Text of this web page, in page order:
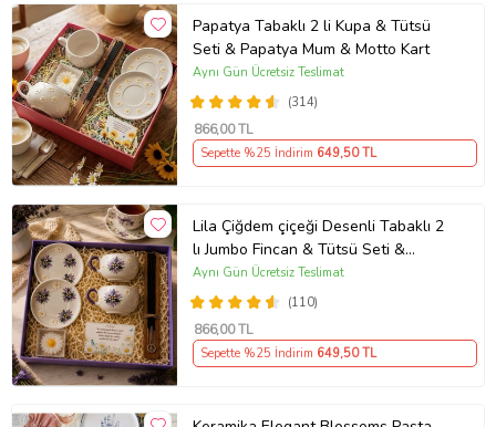
Papatya Tabaklı 2 li Kupa & Tütsü
Seti & Papatya Mum & Motto Kart
(314)
Aynı Gün Ücretsiz Teslimat
866,00 TL
Sepette %25 İndirim 649,50 TL
Lila Çiğdem çiçeği Desenli Tabaklı 2
lı Jumbo Fincan & Tütsü Seti &
Papatya Mum &
(110)
Aynı Gün Ücretsiz Teslimat
866,00 TL
Sepette %25 İndirim 649,50 TL